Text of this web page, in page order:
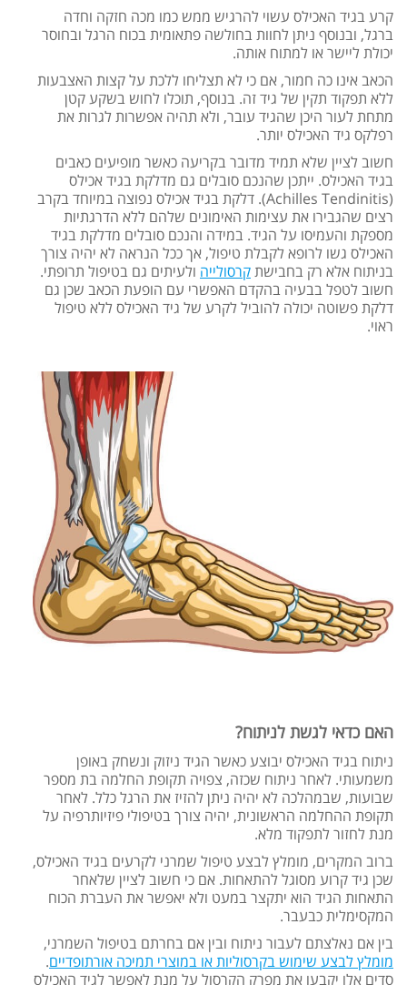
קרע בגיד האכילס עשוי להרגיש ממש כמו מכה חזקה וחדה
ברגל, ובנוסף ניתן לחוות בחולשה פתאומית בכוח הרגל ובחוסר
יכולת ליישר או למתוח אותה.
הכאב אינו כה חמור, אם כי לא תצליחו ללכת על קצות האצבעות
ללא תפקוד תקין של גיד זה. בנוסף, תוכלו לחוש בשקע קטן
מתחת לעור היכן שהגיד עובר, ולא תהיה אפשרות לגרות את
רפלקס גיד האכילס יותר.
חשוב לציין שלא תמיד מדובר בקריעה כאשר מופיעים כאבים
בגיד האכילס. ייתכן שהנכם סובלים גם מדלקת בגיד אכילס
(Achilles Tendinitis). דלקת בגיד אכילס נפוצה במיוחד בקרב
רצים שהגבירו את עצימות האימונים שלהם ללא הדרגתיות
מספקת והעמיסו על הגיד. במידה והנכם סובלים מדלקת בגיד
האכילס גשו לרופא לקבלת טיפול, אך ככל הנראה לא יהיה צורך
בניתוח אלא רק בחבישתקרסולייה ולעיתים גם בטיפול תרופתי.
חשוב לטפל בבעיה בהקדם האפשרי עם הופעת הכאב שכן גם
דלקת פשוטה יכולה להוביל לקרע של גיד האכילס ללא טיפול
ראוי.
האם כדאי לגשת לניתוח?
ניתוח בגיד האכילס יבוצע כאשר הגיד ניזוק ונשחק באופן
משמעותי. לאחר ניתוח שכזה, צפויה תקופת החלמה בת מספר
שבועות, שבמהלכה לא יהיה ניתן להזיז את הרגל כלל. לאחר
תקופת ההחלמה הראשונית, יהיה צורך בטיפולי פיזיותרפיה על
מנת לחזור לתפקוד מלא.
ברוב המקרים, מומלץ לבצע טיפול שמרני לקרעים בגיד האכילס,
שכן גיד קרוע מסוגל להתאחות. אם כי חשוב לציין שלאחר
התאחות הגיד הוא יתקצר במעט ולא יאפשר את העברת הכוח
המקסימלית כבעבר.
בין אם נאלצתם לעבור ניתוח ובין אם בחרתם בטיפול השמרני,
מומלץ לבצע שימוש בקרסוליות או במוצרי תמיכה אורתופדיים.
סדים אלו יקבעו את מפרק הקרסול על מנת לאפשר לגיד האכילס